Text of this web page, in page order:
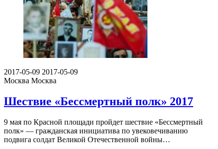
2017-05-09 2017-05-09
Москва Москва
Шествие «Бессмертный полк» 2017
9 мая по Красной площади пройдет шествие «Бессмертный
полк» — гражданская инициатива по увековечиванию
подвига солдат Великой Отечественной войны…